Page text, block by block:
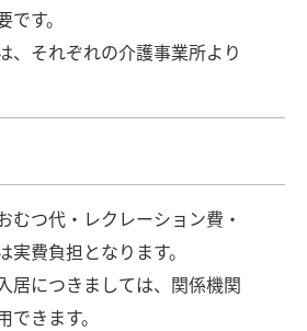
す。
、それぞれの介護事業所より
むつ代・レクレーション費・
費負担となります。
居につきましては、関係機関
きます。